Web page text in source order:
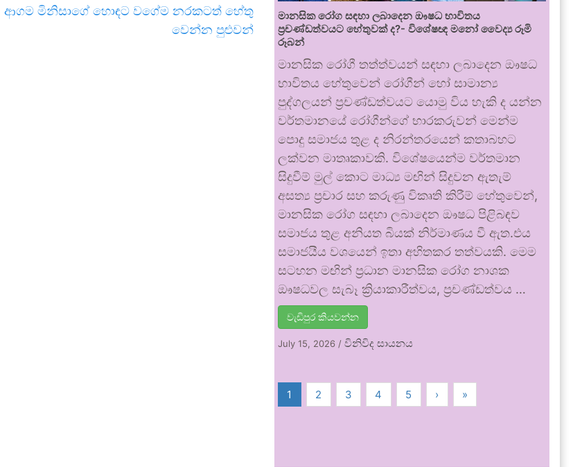
ආගම මිනිසාගේ හොඳට වගේම නරකටත් හේතු
වෙන්න පුළුවන්
මානසික රෝග සඳහා ලබාදෙන ඖෂධ භාවිතය
ප්‍රචණ්ඩත්වයට හේතුවක් ද?- විශේෂඥ මනෝ වෛද්‍ය රූමි
රූබන්
මානසික රෝගී තත්ත්වයන් සඳහා ලබාදෙන ඖෂධ
භාවිතය හේතුවෙන් රෝගීන් හෝ සාමාන්‍ය
පුද්ගලයන් ප්‍රචණ්ඩත්වයට යොමු විය හැකි ද යන්න
වර්තමානයේ රෝගීන්ගේ භාරකරුවන් මෙන්ම
පොදු සමාජය තුළ ද නිරන්තරයෙන් කතාබහට
ලක්වන මාතෘකාවකි. විශේෂයෙන්ම වර්තමාන
සිදුවීම් මුල් කොට මාධ්‍ය මඟින් සිදුවන ඇතැම්
අසත්‍ය ප්‍රචාර සහ කරුණු විකෘති කිරීම් හේතුවෙන්,
මානසික රෝග සඳහා ලබාදෙන ඖෂධ පිළිබඳව
සමාජය තුළ අනියත බියක් නිර්මාණය වී ඇත.එය
සමාජයීය වශයෙන් ඉතා අහිතකර තත්වයකි. මෙම
සටහන මඟින් ප්‍රධාන මානසික රෝග නාශක
ඖෂධවල සැබෑ ක්‍රියාකාරීත්වය, ප්‍රචණ්ඩත්වය …
වැඩිපුර කියවන්න
July 15, 2026 /විනිවිද සායනය
1 2 3 4 5 › »